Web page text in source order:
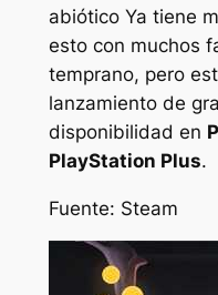
abióticoYa tiene
esto con muchos
temprano, pero
lanzamiento de
disponibilidad en
PlayStation Plus.
Fuente: Steam